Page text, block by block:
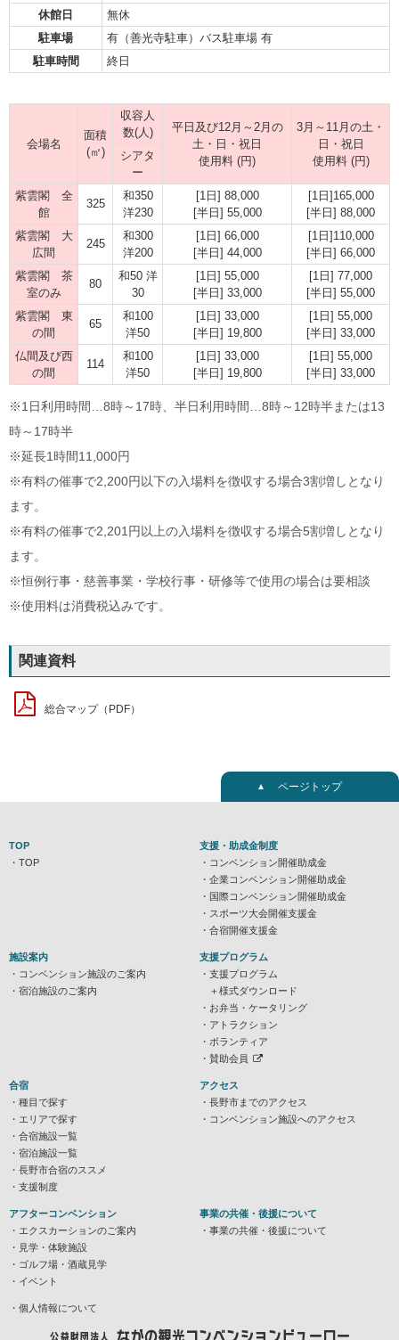
休館日
無休
駐車場
有（善光寺駐車）バス駐車場 有
駐車時間
終日
会場名
面積
(㎡)
収容人
数(人)
平日及び12月～2月の
土・日・祝日
使用料 (円)
3月～11月の土・
日・祝日
使用料 (円)
シアタ
ー
紫雲閣 全
館
325
和350
洋230
[1日] 88,000
[半日] 55,000
[1日]165,000
[半日] 88,000
紫雲閣 大
広間
245
和300
洋200
[1日] 66,000
[半日] 44,000
[1日]110,000
[半日] 66,000
紫雲閣 茶
室のみ
80
和50 洋
30
[1日] 55,000
[半日] 33,000
[1日] 77,000
[半日] 55,000
紫雲閣 東
の間
65
和100
洋50
[1日] 33,000
[半日] 19,800
[1日] 55,000
[半日] 33,000
仏間及び西
の間
114
和100
洋50
[1日] 33,000
[半日] 19,800
[1日] 55,000
[半日] 33,000
※1日利用時間…8時～17時、半日利用時間…8時～12時半または13
時～17時半
※延長1時間11,000円
※有料の催事で2,200円以下の入場料を徴収する場合3割増しとなり
ます。
※有料の催事で2,201円以上の入場料を徴収する場合5割増しとなり
ます。
※恒例行事・慈善事業・学校行事・研修等で使用の場合は要相談
※使用料は消費税込みです。
関連資料
総合マップ（PDF）
ページトップ
TOP
TOP
支援・助成金制度
コンベンション開催助成金
企業コンベンション開催助成金
国際コンベンション開催助成金
スポーツ大会開催支援金
合宿開催支援金
施設案内
コンベンション施設のご案内
宿泊施設のご案内
支援プログラム
支援プログラム
＋様式ダウンロード
お弁当・ケータリング
アトラクション
ボランティア
賛助会員
合宿
種目で探す
エリアで探す
合宿施設一覧
宿泊施設一覧
長野市合宿のススメ
支援制度
アクセス
長野市までのアクセス
コンベンション施設へのアクセス
アフターコンベンション
エクスカーションのご案内
見学・体験施設
ゴルフ場・酒蔵見学
イベント
事業の共催・後援について
事業の共催・後援について
個人情報について